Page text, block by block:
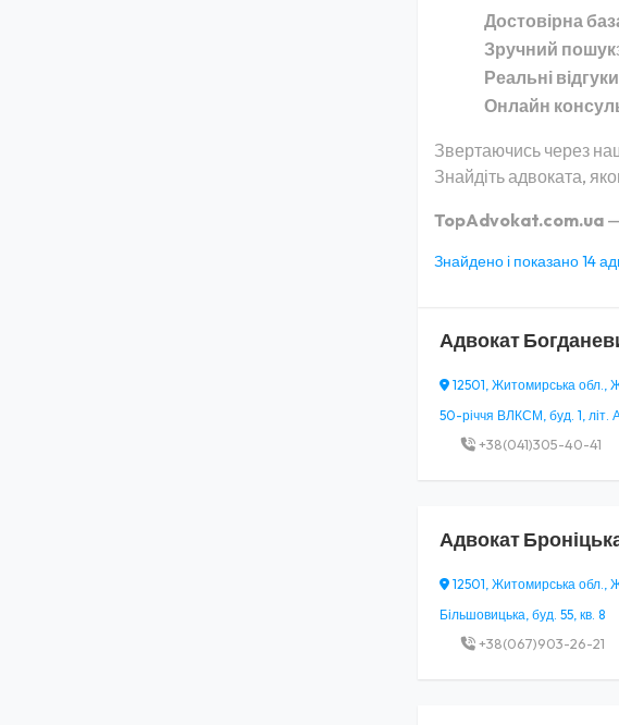
Достовірна
Зручний пошук
Реальні відгуки
Онлайн
Звертаючись через
Знайдіть адвоката,
TopAdvokat.com.ua
Знайдено і показано 14
Адвокат
12501, Житомирська обл.,
50-річчя ВЛКСМ, буд. 1, літ.
+38(041)305-40-41
Адвокат
12501, Житомирська обл.,
Більшовицька, буд. 55, кв. 8
+38(067)903-26-21